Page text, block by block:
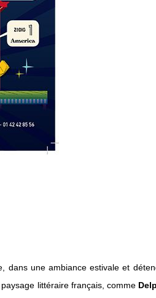
dans une ambiance estivale et
littéraire français, comme